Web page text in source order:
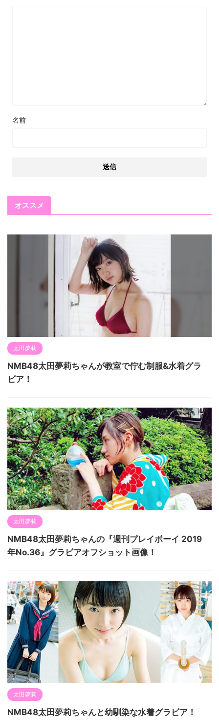
名前
オススメ
太田夢莉
NMB48太田夢莉ちゃんが教室で佇む制服&水着グラ
ビア！
太田夢莉
NMB48太田夢莉ちゃんの『週刊プレイボーイ 2019
年No.36』グラビアオフショット画像！
太田夢莉
NMB48太田夢莉ちゃんと幼馴染な水着グラビア！